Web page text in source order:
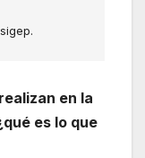
en la
es lo que